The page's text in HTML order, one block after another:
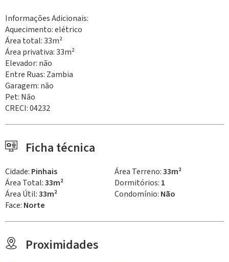
Informações Adicionais:
Aquecimento: elétrico
Área total: 33m²
Área privativa: 33m²
Elevador: não
Entre Ruas: Zambia
Garagem: não
Pet: Não
CRECI: 04232
Ficha técnica
Cidade: Pinhais Área Terreno:33m²
Área Total:33m² Dormitórios: 1
Área Útil:33m² Condomínio: Não
Face: Norte
Proximidades